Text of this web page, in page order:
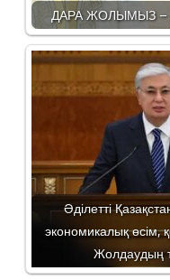
ДАРА ЖОЛЫМЫЗ –
Әділетті
экономикалық өсім,
Жолдаудың